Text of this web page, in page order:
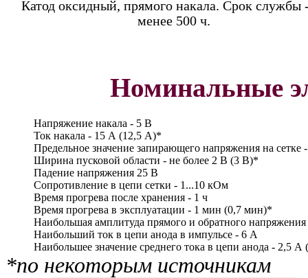
Катод оксидный, прямого накала. Срок службы
менее 500 ч.
Номинальные
Напряжение накала - 5 В
Ток накала - 15 А (12,5 А)*
Предельное значение запирающего напряжения на
Ширина пусковой области - не более 2 В (3 В)*
Падение напряжения 25 В
Сопротивление в цепи сетки - 1...10 кОм
Время прогрева после хранения - 1 ч
Время прогрева в эксплуатации - 1 мин (0,7 мин)*
Наибольшая амплитуда прямого и обратного
Наибольший ток в цепи анода в импульсе - 6 А
Наибольшее значение среднего тока в цепи анода - 2,5
*по некоторым источникам